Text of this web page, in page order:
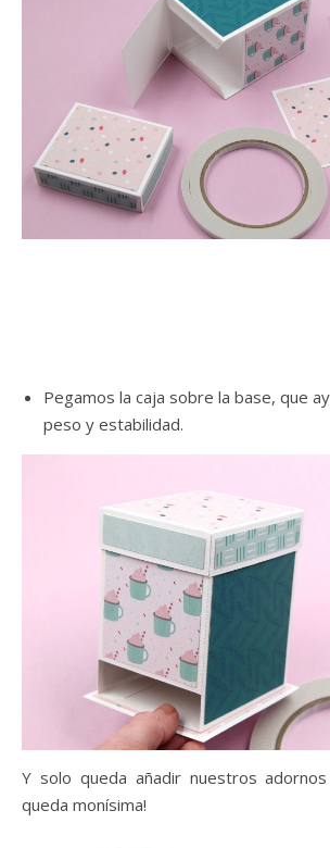
Pegamos la caja sobre la base, que
peso y estabilidad.
Y solo queda añadir nuestros
queda monísima!